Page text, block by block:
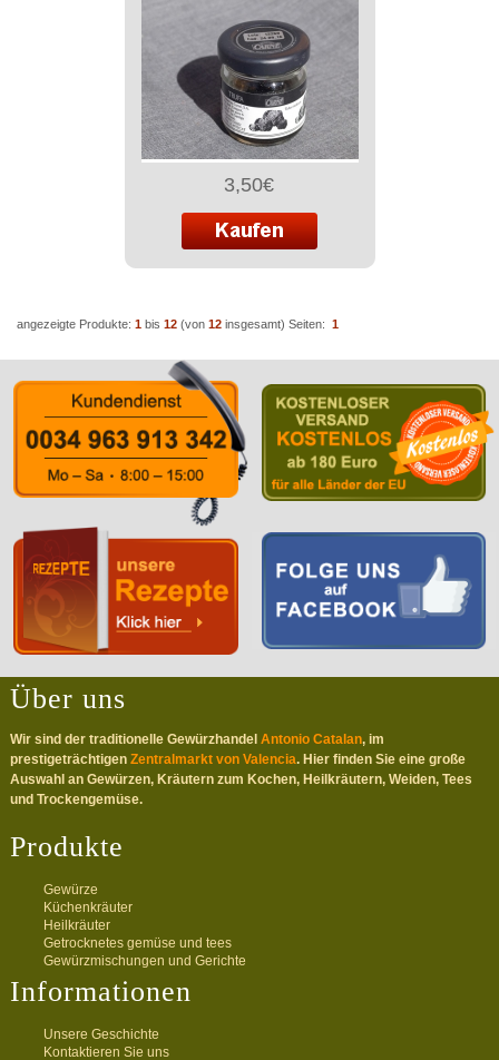
3,50€
angezeigte Produkte: 1 bis 12 (von 12 insgesamt) Seiten: 1
Über uns
Wir sind der traditionelle Gewürzhandel Antonio Catalan, im
prestigeträchtigen Zentralmarkt von Valencia. Hier finden Sie eine große
Auswahl an Gewürzen, Kräutern zum Kochen, Heilkräutern, Weiden, Tees
und Trockengemüse.
Produkte
Gewürze
Küchenkräuter
Heilkräuter
Getrocknetes gemüse und tees
Gewürzmischungen und Gerichte
Informationen
Unsere Geschichte
Kontaktieren Sie uns